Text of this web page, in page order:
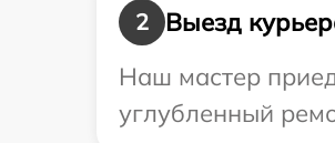
2
Выезд
Наш мастер
углубленный